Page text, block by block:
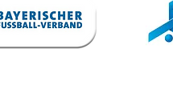
- VfB